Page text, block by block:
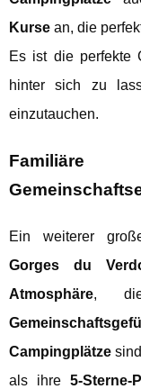
Kurse an, die
Es ist die perfekte
hinter sich zu
einzutauchen.
Ein weiterer
Gorges du
Atmosphäre,
Campingplätze
als ihre5-Sterne-